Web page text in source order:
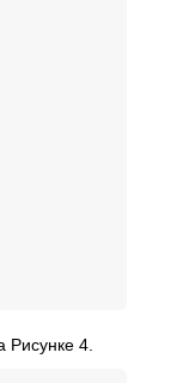
Рисунке 4.